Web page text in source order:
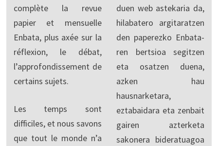
complète la revue
papier et mensuelle
Enbata, plus axée sur la
réflexion, le débat,
l’approfondissement de
certains sujets.
Les temps sont
difficiles, et nous savons
que tout le monde n’a
duen web astekaria da,
hilabatero argitaratzen
den paperezko Enbata-
ren bertsioa segitzen
eta osatzen duena,
azken hau
hausnarketara,
eztabaidara eta zenbait
gairen azterketa
sakonera bideratuagoa